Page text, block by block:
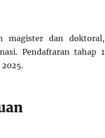
magister dan doktoral,
Pendaftaran tahap 1
2025.